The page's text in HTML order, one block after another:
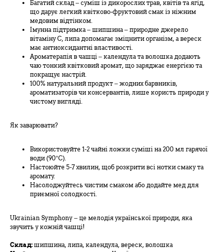
Багатий склад – суміш із дикорослих трав, квітів та ягід,
що дарує легкий квітково-фруктовий смак із ніжним
медовим відтінком.
Імунна підтримка – шипшина – природне джерело
вітаміну C, липа допомагає зміцнити організм, а вереск
має антиоксидантні властивості.
Ароматерапія в чашці – календула та волошка додають
чаю тонкий квітковий аромат, що заряджає енергією та
покращує настрій.
100% натуральний продукт – жодних барвників,
ароматизаторів чи консервантів, лише користь природи у
чистому вигляді.
Як заварювати?
Використовуйте 1-2 чайні ложки суміші на 200 мл гарячої
води (90°C).
Настоюйте 5-7 хвилин, щоб розкрити всі нотки смаку та
аромату.
Насолоджуйтесь чистим смаком або додайте мед для
приємної солодкості.
Ukrainian Symphony – це мелодія української природи, яка
звучить у кожній чашці!
Склад:шипшина, липа, календула, вереск, волошка